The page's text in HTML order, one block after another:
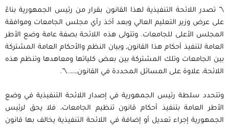
\” تصدر اللائحة التنفيذية لهذا القانون بقرار من رئيس الجمهورية بناءً
على عرض وزير التعليم العالي وبعد أخذ رأي مجلس الجامعات وموافقة
المجلس الأعلى للجامعات. وتتولى هذه اللائحة بصفة عامة وضع الأطر
العامة لتنفيذ أحكام هذا القانون, وبيان النظم والأحكام العامة المشتركة
بين الجامعات وتلك المشتركة بين بعض كلياتها ومعاهدها وتنظم هذه
اللائحة، علاوة على المسائل المحددة في القانون…….\”.
وتتحدد سلطة رئيس الجمهورية في إصدار اللائحة التنفيذية في وضع
الأطر العامة بتنفيذ أحكام قانون تنظيم الجامعات، فلا يحق لرئيس
الجمهورية إجراء تعديل أو إضافة في اللائحة التنفيذية يخالف بها قانون